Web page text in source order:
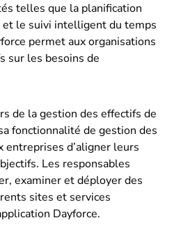
telles que la planification
et le suivi intelligent du temps
permet aux organisations
sur les besoins de
de la gestion des effectifs de
fonctionnalité de gestion des
entreprises d’aligner leurs
Les responsables
examiner et déployer des
sites et services
Dayforce.